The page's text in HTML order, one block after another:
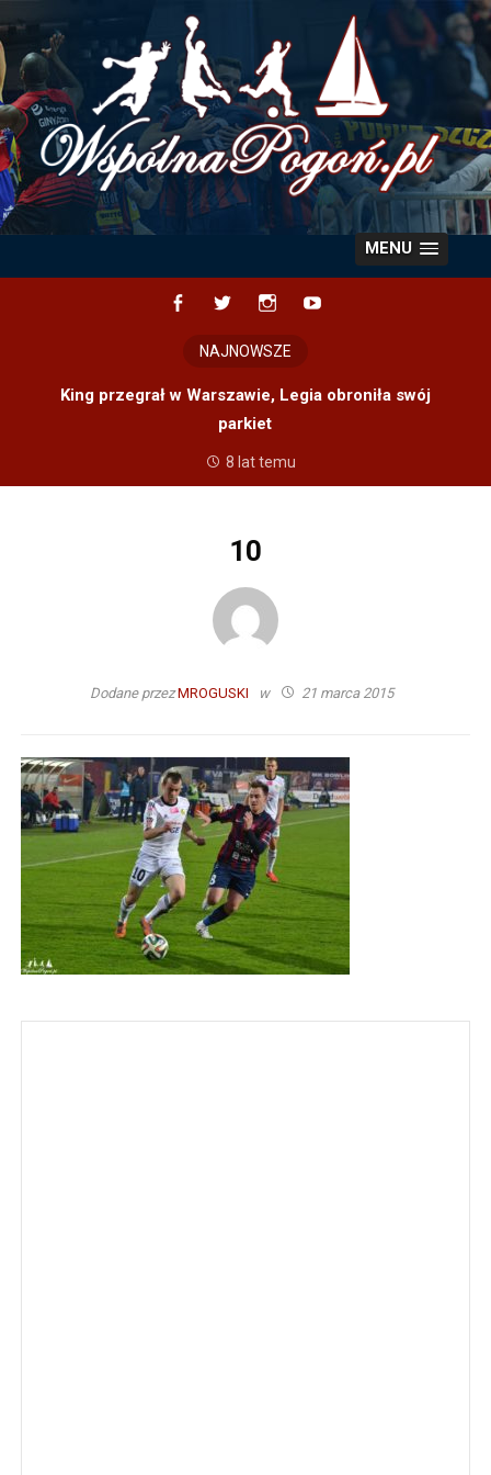
content
MENU
NAJNOWSZE
King przegrał w Warszawie, Legia obroniła swój
parkiet
8 lat temu
10
Dodane przezMROGUSKI w 21 marca 2015